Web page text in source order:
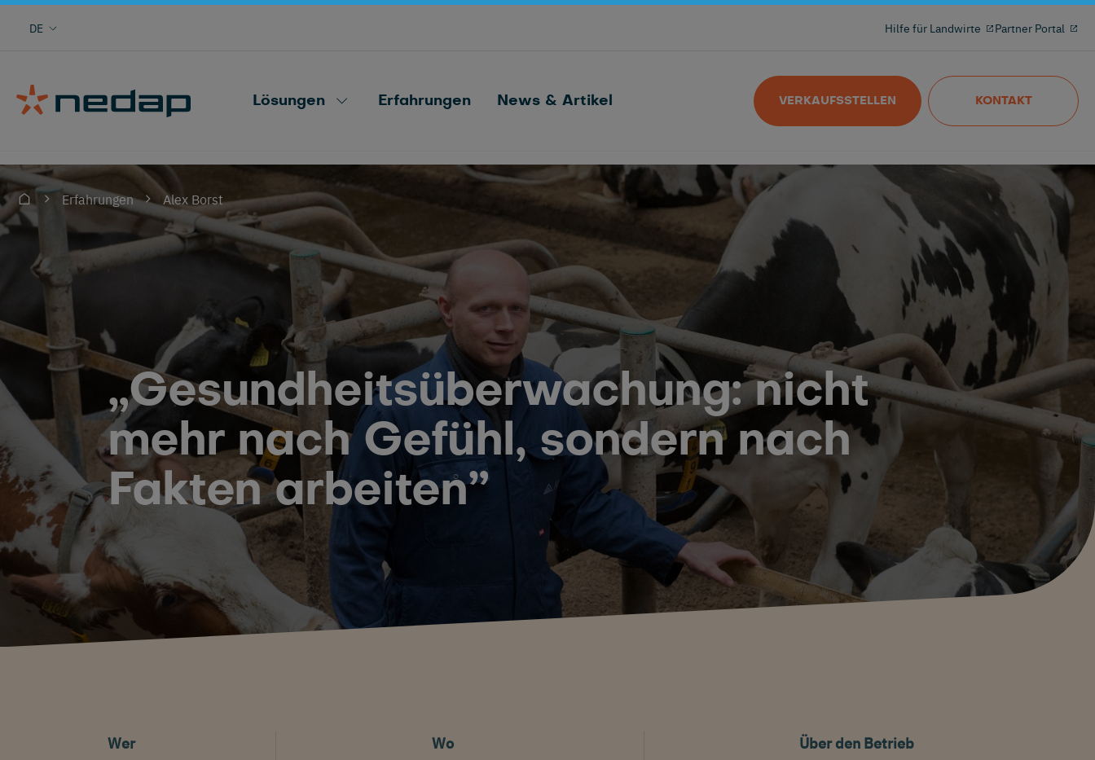
DE Hilfe für Landwirte Partner Portal
Lösungen Erfahrungen News & Artikel VERKAUFSSTELLEN KONTAKT
Erfahrungen Alex Borst
„Gesundheitsüberwachung: nicht
mehr nach Gefühl, sondern nach
Fakten arbeiten”
Wer Wo Über den Betrieb